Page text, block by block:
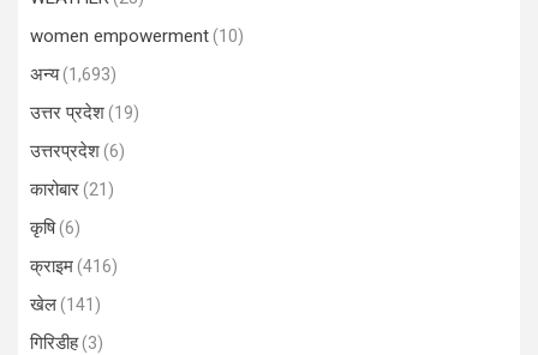
women empowerment(10)
अन्य(1,693)
उत्तर प्रदेश(19)
उत्तरप्रदेश(6)
कारोबार(21)
कृषि(6)
क्राइम(416)
खेल(141)
गिरिडीह(3)